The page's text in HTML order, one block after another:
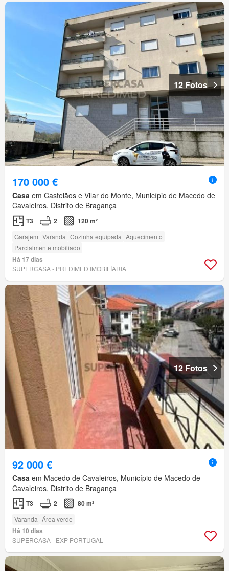
12 Fotos
170 000 €
Casa em Castelãos e Vilar do Monte, Município de Macedo de
Cavaleiros, Distrito de Bragança
T3 2 120 m²
Garajem Varanda Cozinha equipada Aquecimento
Parcialmente mobiliado
Há 17 dias
SUPERCASA - PREDIMED IMOBILÍARIA
12 Fotos
92 000 €
Casa em Macedo de Cavaleiros, Município de Macedo de
Cavaleiros, Distrito de Bragança
T3 2 80 m²
Varanda Área verde
Há 10 dias
SUPERCASA - EXP PORTUGAL